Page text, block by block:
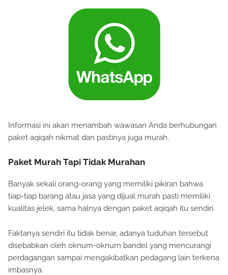
Informasi ini akan menambah wawasan Anda berhubungan
paket aqiqah nikmat dan pastinya juga murah.
Paket Murah Tapi Tidak Murahan
Banyak sekali orang-orang yang memiliki pikiran bahwa
tiap-tiap barang atau jasa yang dijual murah pasti memiliki
kualitas jelek, sama halnya dengan paket aqiqah itu sendiri.
Faktanya sendiri itu tidak benar, adanya tuduhan tersebut
disebabkan oleh oknum-oknum bandel yang mencurangi
perdagangan sampai mengakibatkan pedagang lain terkena
imbasnya.